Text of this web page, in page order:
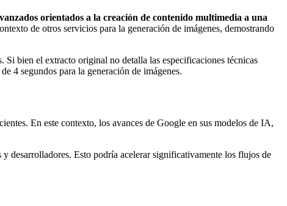
orientados a la creación de contenido multimedia a una
de otros servicios para la generación de imágenes, demostrando
bien el extracto original no detalla las especificaciones técnicas
4 segundos para la generación de imágenes.
En este contexto, los avances de Google en sus modelos de IA,
desarrolladores. Esto podría acelerar significativamente los flujos de